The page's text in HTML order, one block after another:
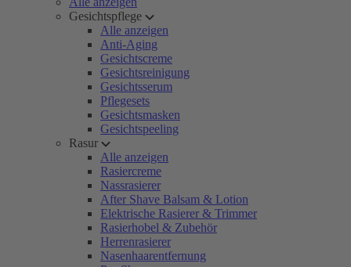
Gesichtspflege
Alle anzeigen
Anti-Aging
Gesichtscreme
Gesichtsreinigung
Gesichtsserum
Pflegesets
Gesichtsmasken
Gesichtspeeling
Rasur
Alle anzeigen
Rasiercreme
Nassrasierer
After Shave Balsam & Lotion
Elektrische Rasierer & Trimmer
Rasierhobel & Zubehör
Herrenrasierer
Nasenhaarentfernung